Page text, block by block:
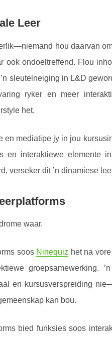
Leer
hou daarvan
ook ondoeltreffend. Flou
sleutelneiging in L&D
ryker en meer
het.
en mediatipe jy in jou
en interaktiewe elemente
verseker dit ’n dinamiese
waar.
soos Ninequiz het na
groepsamewerking.
en kursusverspreiding
kan bou.
bied funksies soos